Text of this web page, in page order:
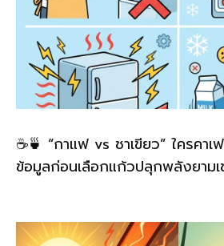
☕🍵 “กาแฟ vs ชาเขียว” ใครคาเ
ข้อมูลก่อนเลือกแก้วปลุกพลังยามเ